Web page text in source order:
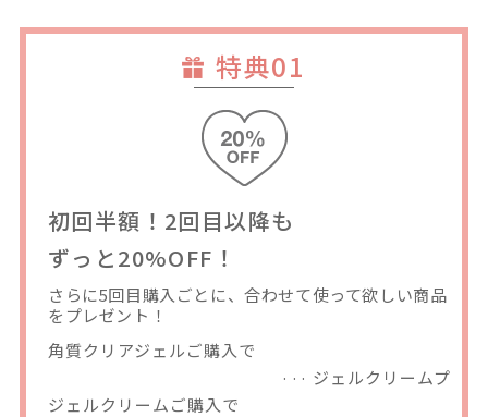
特典01
初回半額！2回目以降も
ずっと20%OFF！
さらに5回目購入ごとに、合わせて使って欲しい商品
をプレゼント！
角質クリアジェルご購入で
··· ジェルクリームプ
ジェルクリームご購入で